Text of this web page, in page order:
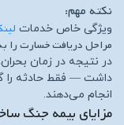
نکته مهم:
ویژگی خاص خدمات
مراحل دریافت خسارت را
در نتیجه در زمان
داشت — فقط حادثه را
انجام می‌دهند.
مزایای بیمه جنگ